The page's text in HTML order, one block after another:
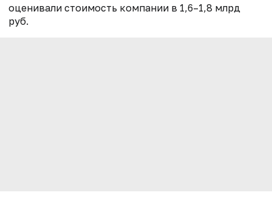
оценивали стоимость компании в 1,6–1,8 млрд
руб.